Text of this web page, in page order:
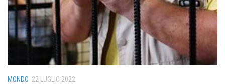
MONDO 22 LUGLIO 2022